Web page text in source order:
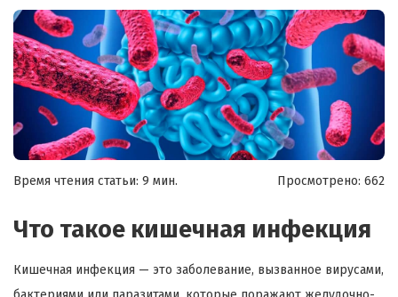
Время чтения статьи: 9 мин. Просмотрено: 662
Что такое кишечная инфекция
Кишечная инфекция — это заболевание, вызванное вирусами,
Я согласен наобработку моих персональных данных